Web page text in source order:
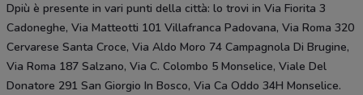
Dpiù è presente in vari punti della città: lo trovi in Via Fiorita 3
Cadoneghe, Via Matteotti 101 Villafranca Padovana, Via Roma 320
Cervarese Santa Croce, Via Aldo Moro 74 Campagnola Di Brugine,
Via Roma 187 Salzano, Via C. Colombo 5 Monselice, Viale Del
Donatore 291 San Giorgio In Bosco, Via Ca Oddo 34H Monselice.